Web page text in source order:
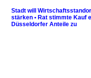
Stadt will
stärken • Rat stimmte Kauf
Düsseldorfer Anteile zu